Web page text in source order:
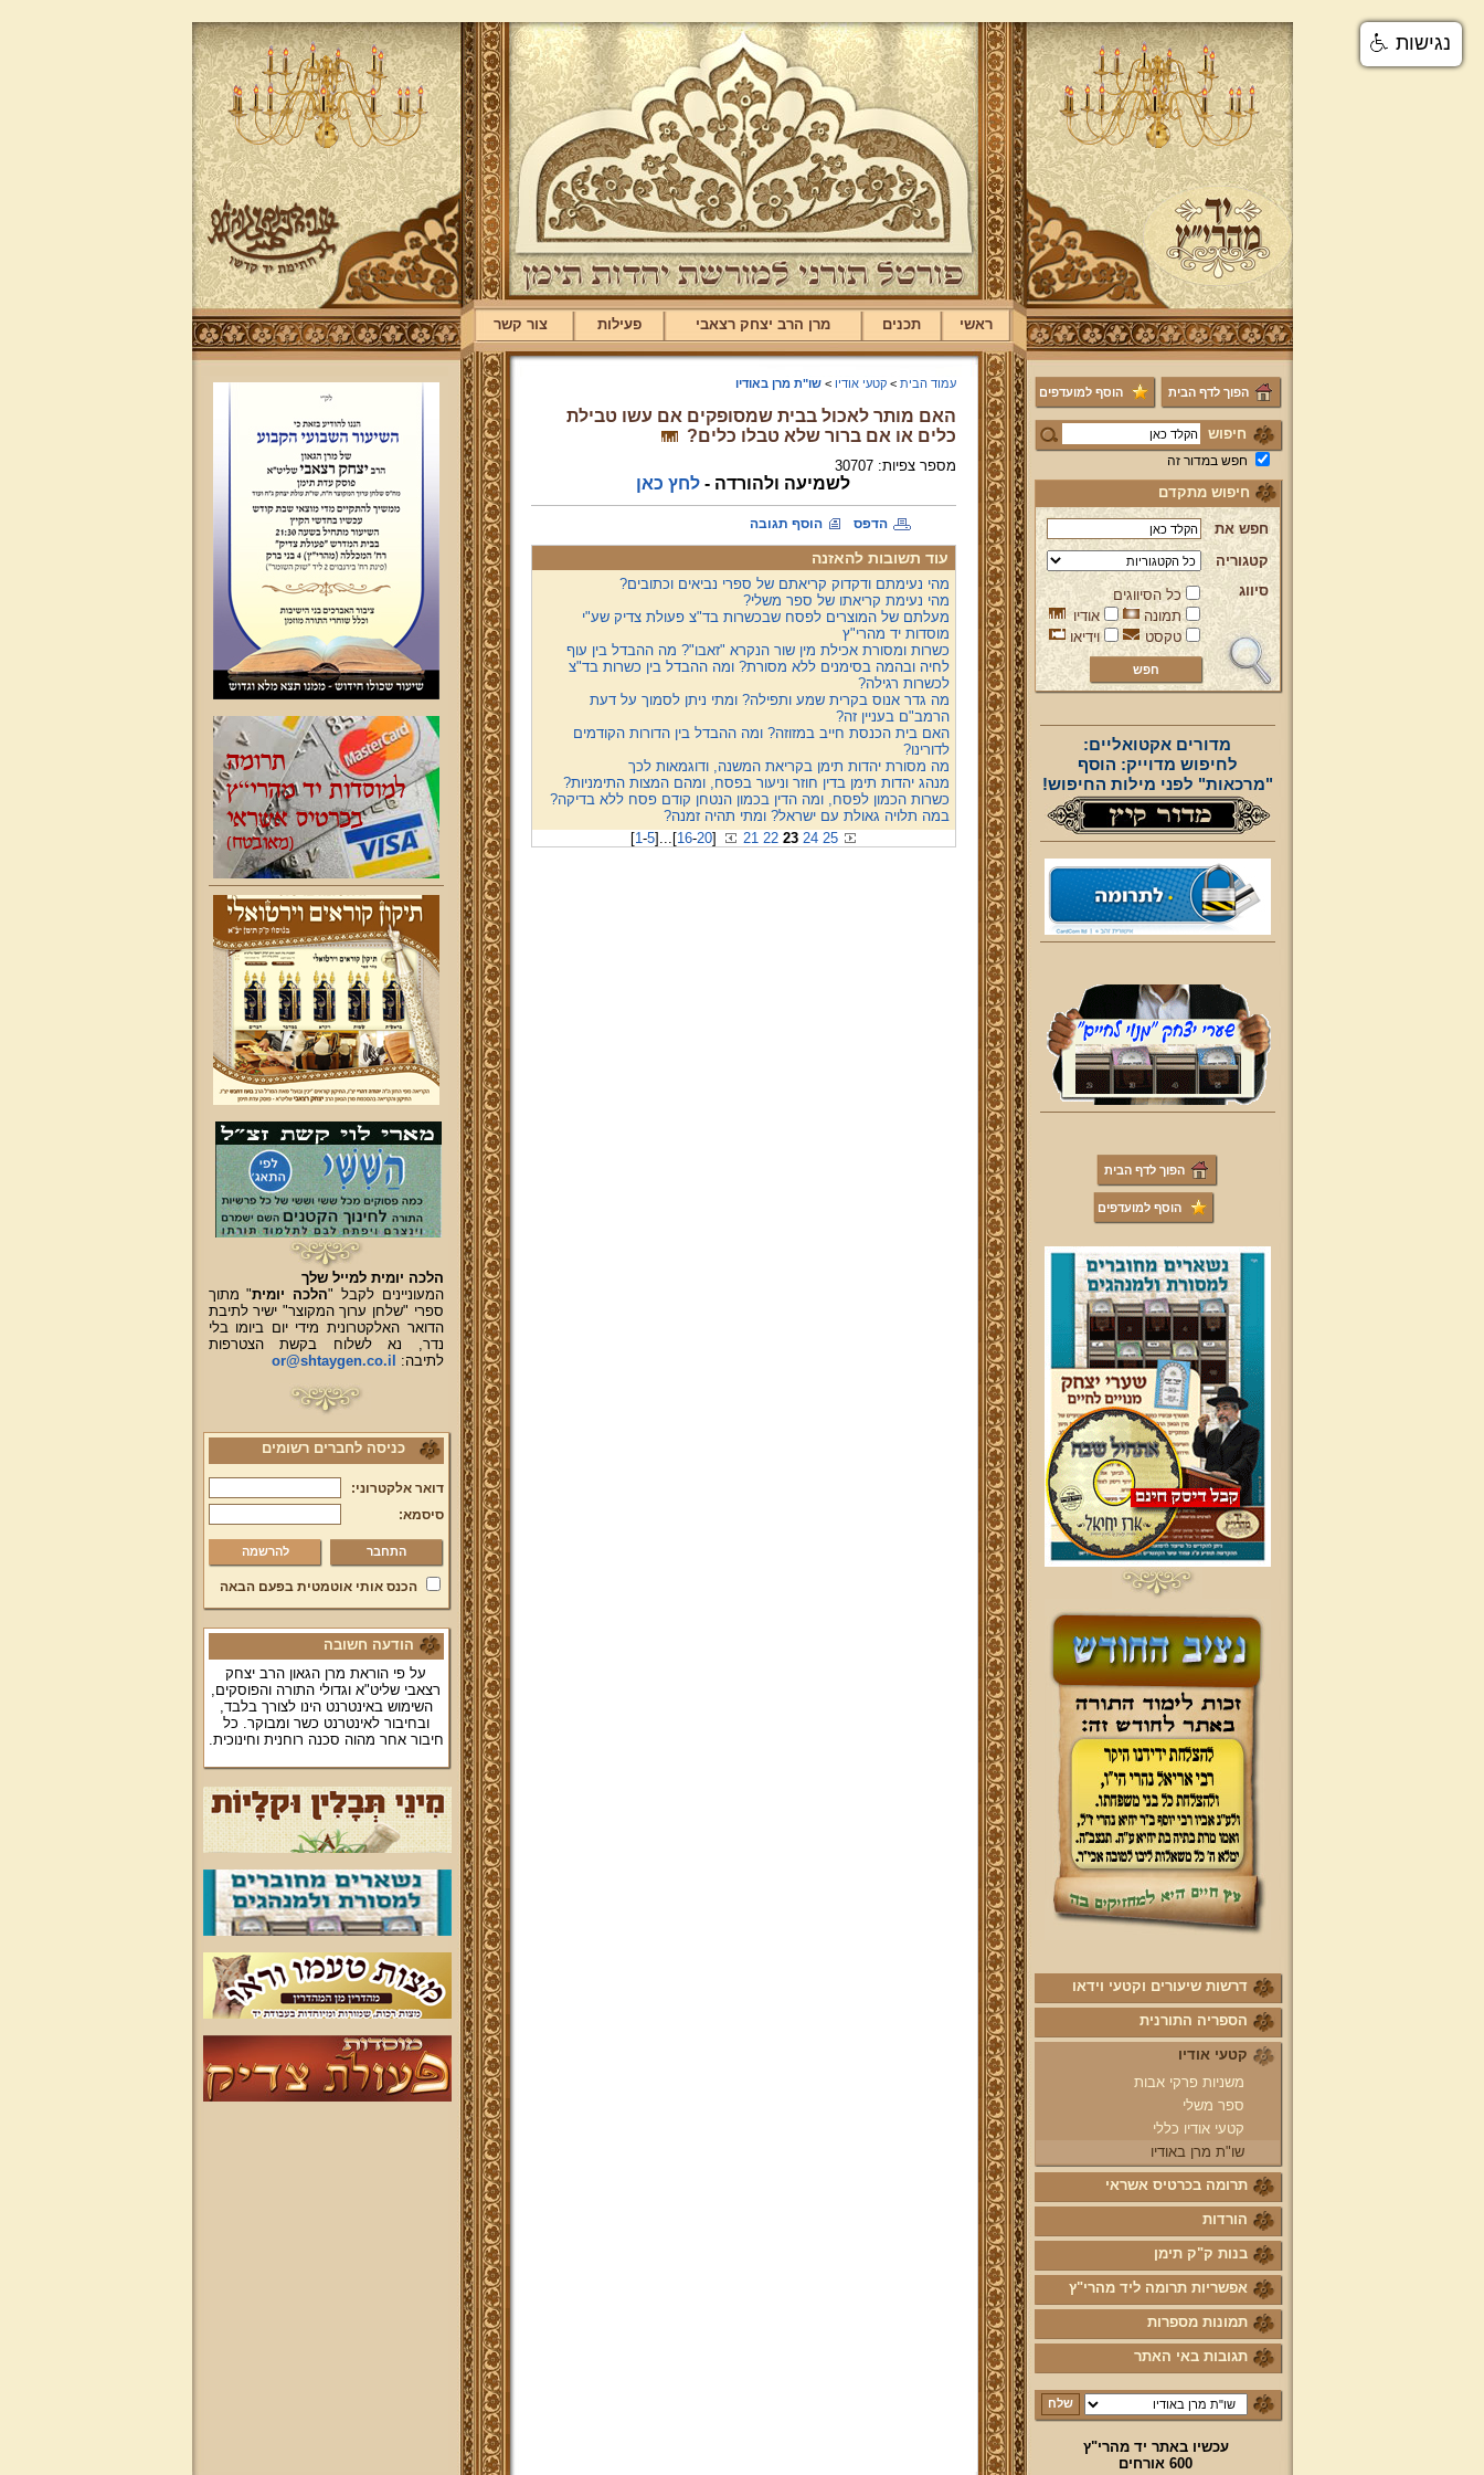
ראשי תכנים מרן הרב יצחק רצאבי פעילות צור קשר
הפוך לדף הבית הוסף למועדפים
חיפוש
חפש במדור זה
חיפוש מתקדם
חפש את
קטגוריה
סיווג
כל הסיווגים
תמונה
אודיו
טקסט
וידיאו
מדורים אקטואליים:
לחיפוש מדוייק: הוסף
"מרכאות" לפני מילות החיפוש!
הפוך לדף הבית
הוסף למועדפים
דרשות שיעורים וקטעי וידאו
הספריה התורנית
קטעי אודיו
משניות פרקי אבות
ספר משלי
קטעי אודיו כללי
שו"ת מרן באודיו
תרומה בכרטיס אשראי
הורדות
בנות ק"ק תימן
אפשריות תרומה ליד מהרי"ץ
תמונות מספרות
תגובות באי האתר
עכשיו באתר יד מהרי"ץ
600 אורחים
עמוד הבית >קטעי אודיו >שו"ת מרן באודיו
האם מותר לאכול בבית שמסופקים אם עשו טבילת
כלים או אם ברור שלא טבלו כלים?
מספר צפיות: 30707
לשמיעה ולהורדה - לחץ כאן
הדפס הוסף תגובה
עוד תשובות להאזנה
מהי נעימתם ודקדוק קריאתם של ספרי נביאים וכתובים?
מהי נעימת קריאתו של ספר משלי?
מעלתם של המוצרים לפסח שבכשרות בד"צ פעולת צדיק שע"י
מוסדות יד מהרי"ץ
כשרות ומסורת אכילת מין שור הנקרא "זאבו"? מה ההבדל בין עוף
לחיה ובהמה בסימנים ללא מסורת? ומה ההבדל בין כשרות בד"צ
לכשרות רגילה?
מה גדר אנוס בקרית שמע ותפילה? ומתי ניתן לסמוך על דעת
הרמב"ם בעניין זה?
האם בית הכנסת חייב במזוזה? ומה ההבדל בין הדורות הקודמים
לדורינו?
מה מסורת יהדות תימן בקריאת המשנה, ודוגמאות לכך
מנהג יהדות תימן בדין חוזר וניעור בפסח, ומהם המצות התימניות?
כשרות הכמון לפסח, ומה הדין בכמון הנטחן קודם פסח ללא בדיקה?
במה תלויה גאולת עם ישראל? ומתי תהיה זמנה?
[1-5] ... [16-20] 21 22 23 24 25
הלכה יומית למייל שלך
המעוניינים לקבל "הלכה יומית" מתוך
ספרי "שלחן ערוך המקוצר" ישיר לתיבת
הדואר האלקטרונית מידי יום ביומו בלי
נדר, נא לשלוח בקשת הצטרפות
לתיבה:
or@shtaygen.co.il
כניסה לחברים רשומים
דואר אלקטרוני:
סיסמא:
להרשמה
הכנס אותי אוטמטית בפעם הבאה
הודעה חשובה
על פי הוראת מרן הגאון הרב יצחק
רצאבי שליט"א וגדולי התורה והפוסקים,
השימוש באינטרנט הינו לצורך בלבד,
ובחיבור לאינטרנט כשר ומבוקר. כל
חיבור אחר מהוה סכנה רוחנית וחינוכית.
נגישות